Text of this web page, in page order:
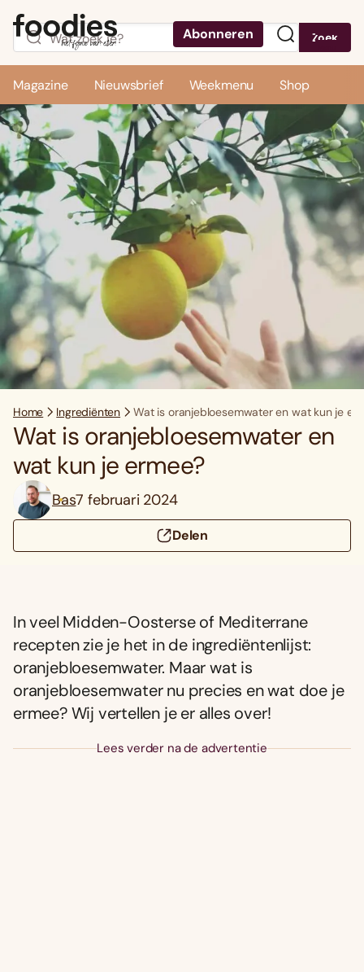
Abonneren Zoek
Magazine Nieuwsbrief Weekmenu Shop
Home Ingrediënten Wat is oranjebloesemwater en wat kun je
Wat is oranjebloesemwater en
wat kun je ermee?
Bas7 februari 2024
Delen
In veel Midden-Oosterse of Mediterrane
recepten zie je het in de ingrediëntenlijst:
oranjebloesemwater. Maar wat is
oranjebloesemwater nu precies en wat doe je
ermee? Wij vertellen je er alles over!
Lees verder na de advertentie